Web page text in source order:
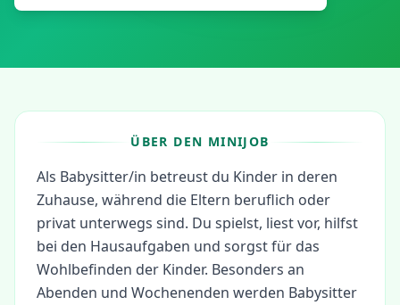
ÜBER DEN MINIJOB
Als Babysitter/in betreust du Kinder in deren
Zuhause, während die Eltern beruflich oder
privat unterwegs sind. Du spielst, liest vor, hilfst
bei den Hausaufgaben und sorgst für das
Wohlbefinden der Kinder. Besonders an
Abenden und Wochenenden werden Babysitter